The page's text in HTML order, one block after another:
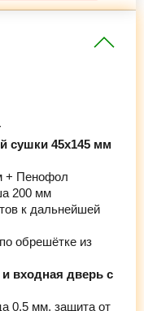
сушки 45х145 мм
+ Пенофол
200 мм
к дальнейшей
обрешётке из
входная дверь с
0,5 мм, защита от